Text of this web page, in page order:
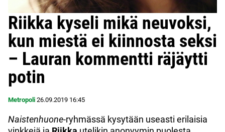
Riikka kyseli mikä neuvoksi,
kun miestä ei kiinnosta seksi
– Lauran kommentti räjäytti
potin
Metropoli 26.09.2019 16:45
Naistenhuone-ryhmässä kysytään useasti erilaisia